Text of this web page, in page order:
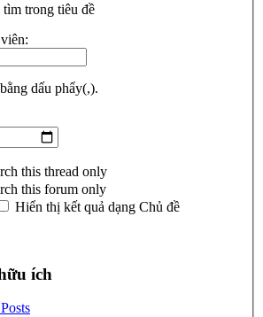
trong tiêu đề
dấu phẩy(,).
this thread only
this forum only
Hiển thị kết quả dạng Chủ đề
ích